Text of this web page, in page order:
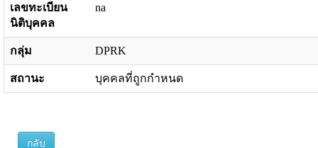
เลขทะเบียน
นิติบุคคล
na
กลุ่ม DPRK
สถานะ บุคคลที่ถูกกำหนด
กลับ